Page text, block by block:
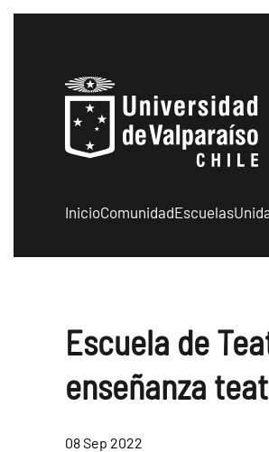
InicioComunidadEscuelas
Escuela de
enseñanza
08 Sep 2022